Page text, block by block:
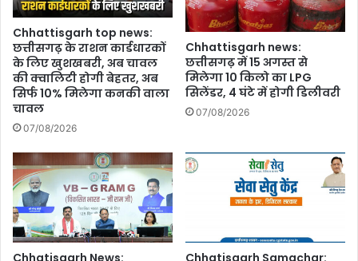
Chhattisgarh top news:
छत्तीसगढ़ के राशन कार्डधारकों
के लिए खुशखबरी, अब चावल
की क्वालिटी होगी बेहतर, अब
सिर्फ 10% मिलेगा कनकी वाला
चावल
07/08/2026
Chhattisgarh news:
छत्तीसगढ़ में 15 अगस्त से
मिलेगा 10 किलो का LPG
सिलेंडर, 4 घंटे में होगी डिलीवरी
07/08/2026